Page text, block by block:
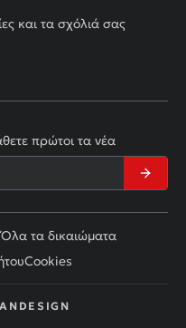
και τα σχόλιά σας
πρώτοι τα νέα
τα δικαιώματα
Cookies